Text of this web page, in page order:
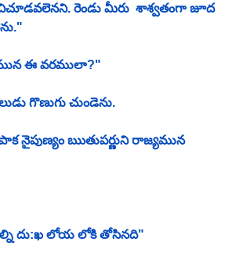
రెండు మీరు  శాశ్వతంగా జూద
ఈ వరములా?"
గొణుగు చుండెను.
నైపుణ్యం ఋతుపర్ణుని రాజ్యమున
దు:ఖ లోయ లోకి తోసినది"